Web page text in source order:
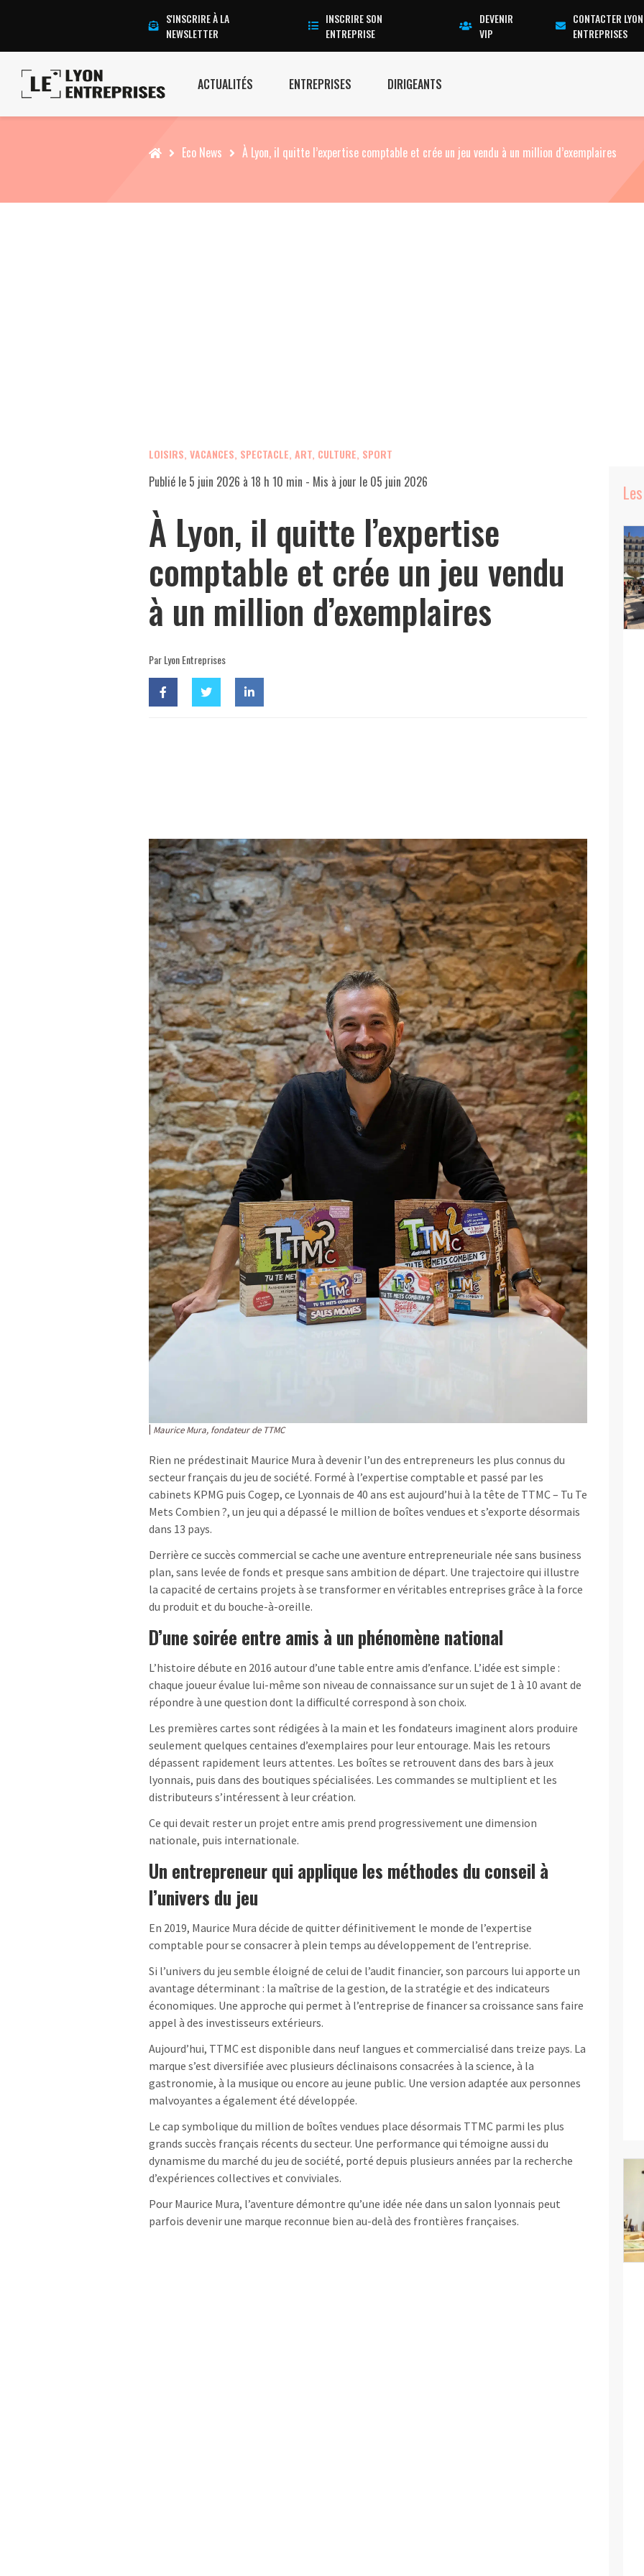
S'INSCRIRE À LA
NEWSLETTER
INSCRIRE SON
ENTREPRISE
DEVENIR
VIP
CONTACTER LYON
ENTREPRISES
ACTUALITÉS ENTREPRISES DIRIGEANTS
Accueil Eco News À Lyon, il quitte l’expertise comptable et crée un jeu vendu à un million d’exemplaires
LOISIRS, VACANCES, SPECTACLE, ART, CULTURE, SPORT
Publié le 5 juin 2026 à 18 h 10 min - Mis à jour le 05 juin 2026
À Lyon, il quitte l’expertise
comptable et crée un jeu vendu
à un million d’exemplaires
Par Lyon Entreprises
Maurice Mura, fondateur de TTMC
Rien ne prédestinait Maurice Mura à devenir l’un des entrepreneurs les plus connus du
secteur français du jeu de société. Formé à l’expertise comptable et passé par les
cabinets KPMG puis Cogep, ce Lyonnais de 40 ans est aujourd’hui à la tête de TTMC – Tu Te
Mets Combien ?, un jeu qui a dépassé le million de boîtes vendues et s’exporte désormais
dans 13 pays.
Derrière ce succès commercial se cache une aventure entrepreneuriale née sans business
plan, sans levée de fonds et presque sans ambition de départ. Une trajectoire qui illustre
la capacité de certains projets à se transformer en véritables entreprises grâce à la force
du produit et du bouche-à-oreille.
D’une soirée entre amis à un phénomène national
L’histoire débute en 2016 autour d’une table entre amis d’enfance. L’idée est simple :
chaque joueur évalue lui-même son niveau de connaissance sur un sujet de 1 à 10 avant de
répondre à une question dont la difficulté correspond à son choix.
Les premières cartes sont rédigées à la main et les fondateurs imaginent alors produire
seulement quelques centaines d’exemplaires pour leur entourage. Mais les retours
dépassent rapidement leurs attentes. Les boîtes se retrouvent dans des bars à jeux
lyonnais, puis dans des boutiques spécialisées. Les commandes se multiplient et les
distributeurs s’intéressent à leur création.
Ce qui devait rester un projet entre amis prend progressivement une dimension
nationale, puis internationale.
Un entrepreneur qui applique les méthodes du conseil à
l’univers du jeu
En 2019, Maurice Mura décide de quitter définitivement le monde de l’expertise
comptable pour se consacrer à plein temps au développement de l’entreprise.
Si l’univers du jeu semble éloigné de celui de l’audit financier, son parcours lui apporte un
avantage déterminant : la maîtrise de la gestion, de la stratégie et des indicateurs
économiques. Une approche qui permet à l’entreprise de financer sa croissance sans faire
appel à des investisseurs extérieurs.
Aujourd’hui, TTMC est disponible dans neuf langues et commercialisé dans treize pays. La
marque s’est diversifiée avec plusieurs déclinaisons consacrées à la science, à la
gastronomie, à la musique ou encore au jeune public. Une version adaptée aux personnes
malvoyantes a également été développée.
Le cap symbolique du million de boîtes vendues place désormais TTMC parmi les plus
grands succès français récents du secteur. Une performance qui témoigne aussi du
dynamisme du marché du jeu de société, porté depuis plusieurs années par la recherche
d’expériences collectives et conviviales.
Pour Maurice Mura, l’aventure démontre qu’une idée née dans un salon lyonnais peut
parfois devenir une marque reconnue bien au-delà des frontières françaises.